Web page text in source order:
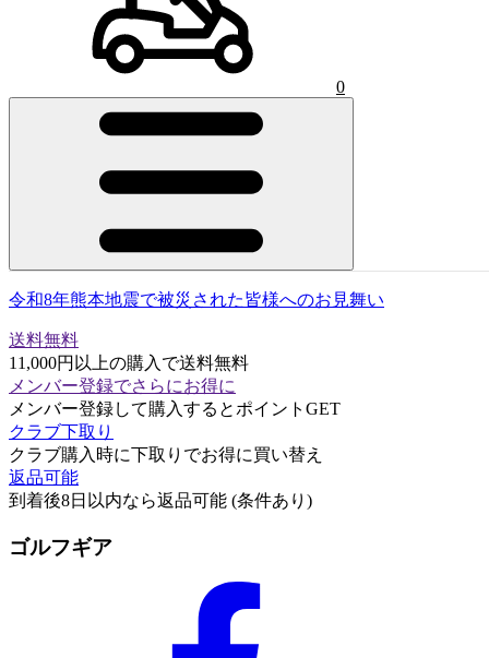
0
令和8年熊本地震で被災された皆様へのお見舞い
送料無料
11,000円以上の購入で送料無料
メンバー登録でさらにお得に
メンバー登録して購入するとポイントGET
クラブ下取り
クラブ購入時に下取りでお得に買い替え
返品可能
到着後8日以内なら返品可能 (条件あり)
ゴルフギア